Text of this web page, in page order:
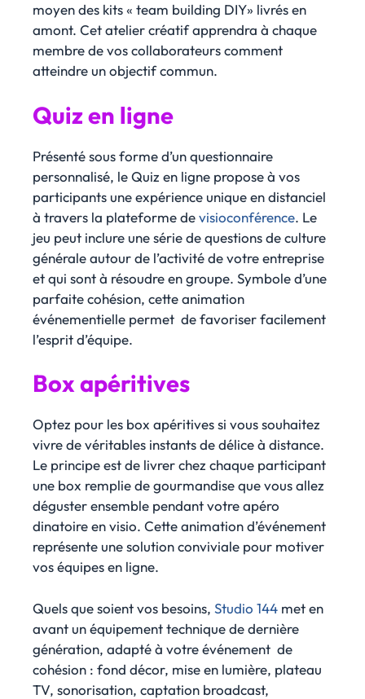
moyen des kits « team building DIY» livrés en
amont. Cet atelier créatif apprendra à chaque
membre de vos collaborateurs comment
atteindre un objectif commun.
Quiz en ligne
Présenté sous forme d’un questionnaire
personnalisé, le Quiz en ligne propose à vos
participants une expérience unique en distanciel
à travers la plateforme devisioconférence. Le
jeu peut inclure une série de questions de culture
générale autour de l’activité de votre entreprise
et qui sont à résoudre en groupe. Symbole d’une
parfaite cohésion, cette animation
événementielle permet de favoriser facilement
l’esprit d’équipe.
Box apéritives
Optez pour les box apéritives si vous souhaitez
vivre de véritables instants de délice à distance.
Le principe est de livrer chez chaque participant
une box remplie de gourmandise que vous allez
déguster ensemble pendant votre apéro
dinatoire en visio. Cette animation d’événement
représente une solution conviviale pour motiver
vos équipes en ligne.
Quels que soient vos besoins, Studio 144 met en
avant un équipement technique de dernière
génération, adapté à votre événement de
cohésion : fond décor, mise en lumière, plateau
TV, sonorisation, captation broadcast,